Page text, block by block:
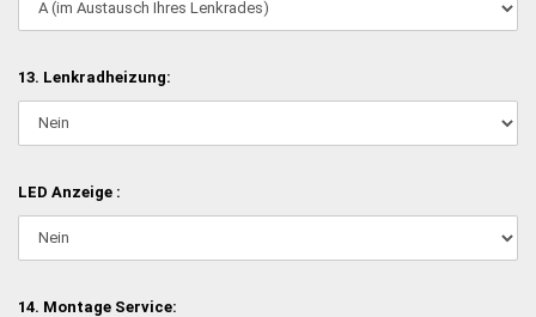
13. Lenkradheizung:
LED Anzeige :
14. Montage Service: